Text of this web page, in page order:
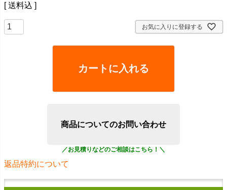
送料込
お気に入りに登録する
カートに入れる
商品についてのお問い合わせ
返品特約について